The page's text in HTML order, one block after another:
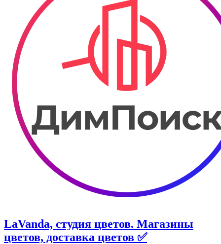
LaVanda, студия цветов. Магазины
цветов, доставка цветов ✅